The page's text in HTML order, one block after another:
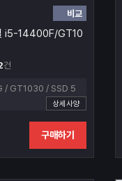
비교
i5-14400F/GT10
건
/ GT1030 / SSD 5
상세사양
구매하기